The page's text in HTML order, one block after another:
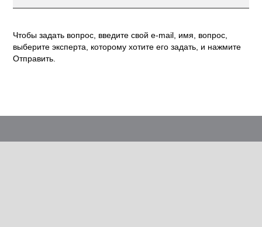
Чтобы задать вопрос, введите свой e-mail, имя, вопрос,
выберите эксперта, которому хотите его задать, и нажмите
Отправить.